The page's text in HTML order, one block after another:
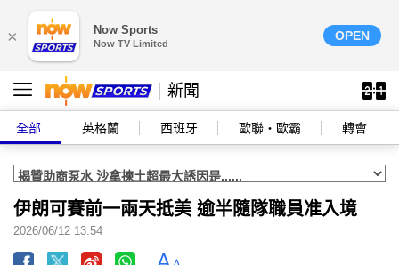
× Now Sports
Now TV Limited
OPEN
新聞
全部 英格蘭 西班牙 歐聯‧歐霸 轉會
伊朗可賽前一兩天抵美 逾半隨隊職員准入境
2026/06/12 13:54